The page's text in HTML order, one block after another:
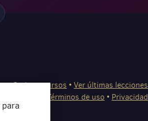
•Series y cursos • Ver últimas lecciones
Términos de uso • Privacidad